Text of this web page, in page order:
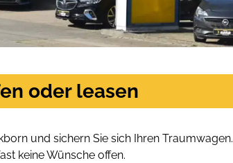
oder leasen
und sichern Sie sich Ihren Traumwagen.
keine Wünsche offen.